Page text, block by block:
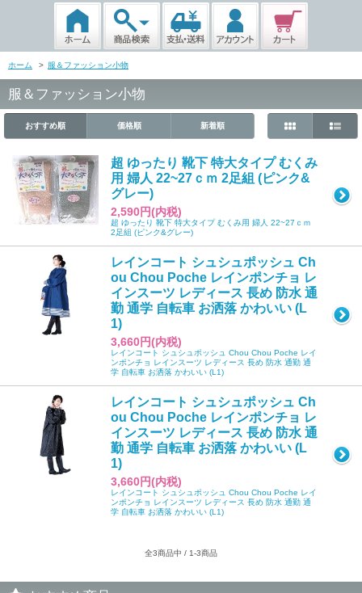
ホーム > 服＆ファッション小物
服＆ファッション小物
おすすめ順 価格順 新着順
超 ゆったり 靴下 特大タイプ むくみ
用 婦人 22~27ｃｍ 2足組 (ピンク&
グレー)
2,590円(内税)
超 ゆったり 靴下 特大タイプ むくみ用 婦人 22~27ｃｍ
2足組 (ピンク&グレー)
レインコート シュシュポッシュ Ch
ou Chou Poche レインポンチョ レ
インスーツ レディース 長め 防水 通
勤 通学 自転車 お洒落 かわいい (L
1)
3,660円(内税)
レインコート シュシュポッシュ Chou Chou Poche レイ
ンポンチョ レインスーツ レディース 長め 防水 通勤 通
学 自転車 お洒落 かわいい (L1)
レインコート シュシュポッシュ Ch
ou Chou Poche レインポンチョ レ
インスーツ レディース 長め 防水 通
勤 通学 自転車 お洒落 かわいい (L
1)
3,660円(内税)
レインコート シュシュポッシュ Chou Chou Poche レイ
ンポンチョ レインスーツ レディース 長め 防水 通勤 通
学 自転車 お洒落 かわいい (L1)
全3商品中 / 1-3商品